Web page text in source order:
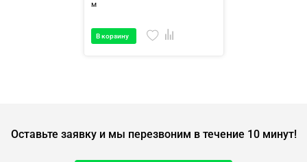
м
В корзину
Оставьте заявку и мы перезвоним в течение 10 минут!